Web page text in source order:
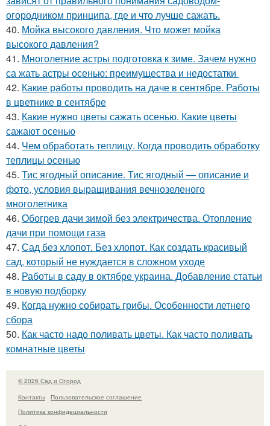
огородником принципа, где и что лучше сажать.
40. Мойка высокого давления. Что может мойка
высокого давления?
41. Многолетние астры подготовка к зиме. Зачем нужно
са жать астры осенью: преимущества и недостатки
42. Какие работы проводить на даче в сентябре. Работы
в цветнике в сентябре
43. Какие нужно цветы сажать осенью. Какие цветы
сажают осенью
44. Чем обработать теплицу. Когда проводить обработку
теплицы осенью
45. Тис ягодный описание. Тис ягодный — описание и
фото, условия выращивания вечнозеленого
многолетника
46. Обогрев дачи зимой без электричества. Отопление
дачи при помощи газа
47. Сад без хлопот. Без хлопот. Как создать красивый
сад, который не нуждается в сложном уходе
48. Работы в саду в октябре украина. Добавление статьи
в новую подборку
49. Когда нужно собирать грибы. Особенности летнего
сбора
50. Как часто надо поливать цветы. Как часто поливать
комнатные цветы
© 2026 Сад и Огород
Контакты
Пользовательское соглашение
Политика конфидециальности